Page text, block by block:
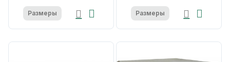
Размеры Размеры